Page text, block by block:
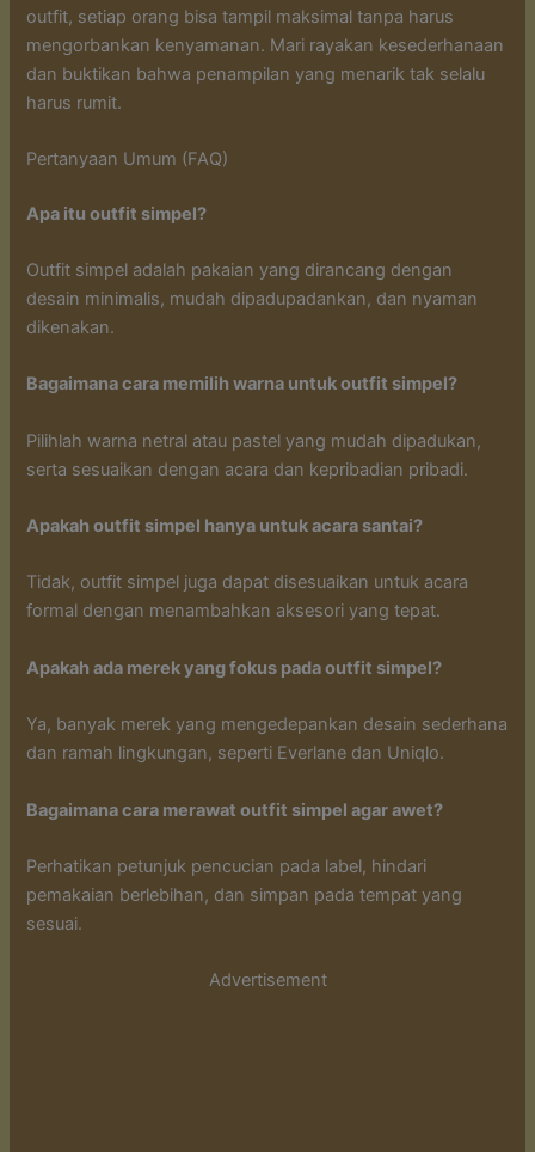
outfit, setiap orang bisa tampil maksimal tanpa harus
mengorbankan kenyamanan. Mari rayakan kesederhanaan
dan buktikan bahwa penampilan yang menarik tak selalu
harus rumit.
Pertanyaan Umum (FAQ)
Apa itu outfit simpel?
Outfit simpel adalah pakaian yang dirancang dengan
desain minimalis, mudah dipadupadankan, dan nyaman
dikenakan.
Bagaimana cara memilih warna untuk outfit simpel?
Pilihlah warna netral atau pastel yang mudah dipadukan,
serta sesuaikan dengan acara dan kepribadian pribadi.
Apakah outfit simpel hanya untuk acara santai?
Tidak, outfit simpel juga dapat disesuaikan untuk acara
formal dengan menambahkan aksesori yang tepat.
Apakah ada merek yang fokus pada outfit simpel?
Ya, banyak merek yang mengedepankan desain sederhana
dan ramah lingkungan, seperti Everlane dan Uniqlo.
Bagaimana cara merawat outfit simpel agar awet?
Perhatikan petunjuk pencucian pada label, hindari
pemakaian berlebihan, dan simpan pada tempat yang
sesuai.
Advertisement